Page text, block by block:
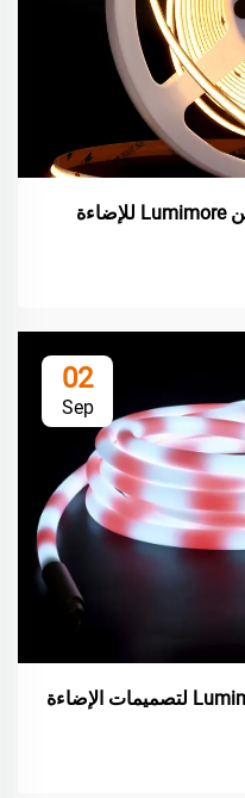
مزايا شرائح LED من نوع COB من Lumimore للإضاءة
02
Sep
مزايا إضاءة النيون LED من Lumimore لتصميمات الإضاءة